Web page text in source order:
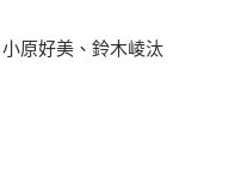
原好美、鈴木崚汰